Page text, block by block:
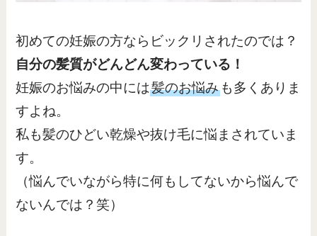
初めての妊娠の方ならビックリされたのでは？
自分の髪質がどんどん変わっている！
妊娠のお悩みの中には髪のお悩み も多くありま
すよね。
私も髪のひどい乾燥や抜け毛に悩まされていま
す。
（悩んでいながら特に何もしてないから悩んで
ないんでは？笑）